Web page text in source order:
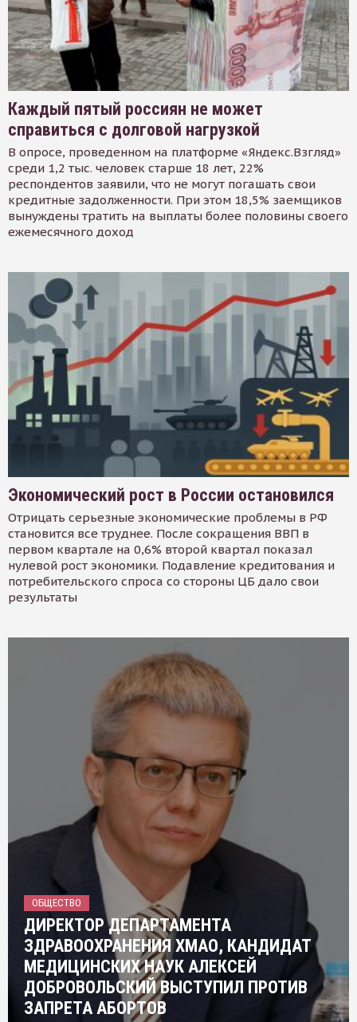
Каждый пятый россиян не может
справиться с долговой нагрузкой
В опросе, проведенном на платформе «Яндекс.Взгляд»
среди 1,2 тыс. человек старше 18 лет, 22%
респондентов заявили, что не могут погашать свои
кредитные задолженности. При этом 18,5% заемщиков
вынуждены тратить на выплаты более половины своего
ежемесячного доход
Экономический рост в России остановился
Отрицать серьезные экономические проблемы в РФ
становится все труднее. После сокращения ВВП в
первом квартале на 0,6% второй квартал показал
нулевой рост экономики. Подавление кредитования и
потребительского спроса со стороны ЦБ дало свои
результаты
ОБЩЕСТВО
ДИРЕКТОР ДЕПАРТАМЕНТА
ЗДРАВООХРАНЕНИЯ ХМАО, КАНДИДАТ
МЕДИЦИНСКИХ НАУК АЛЕКСЕЙ
ДОБРОВОЛЬСКИЙ ВЫСТУПИЛ ПРОТИВ
ЗАПРЕТА АБОРТОВ